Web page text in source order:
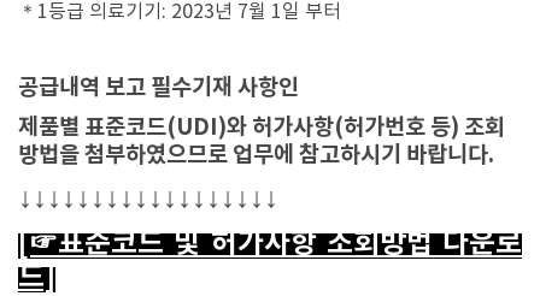
＊1등급 의료기기: 2023년 7월 1일 부터
공급내역 보고 필수기재 사항인
제품별 표준코드(UDI)와 허가사항(허가번호 등) 조회
방법을 첨부하였으므로 업무에 참고하시기 바랍니다.
↓ ↓↓↓↓↓↓↓↓↓↓↓↓↓↓ ↓ ↓ ↓
[☞표준코드 및 허가사항 조회방법 다운로
드]